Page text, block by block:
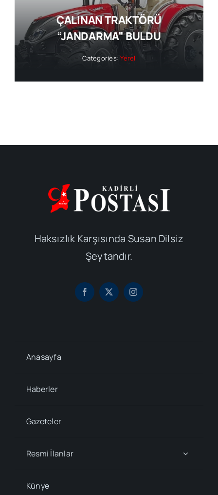
ÇALINAN TRAKTÖRÜ
“JANDARMA” BULDU
Categories:Yerel
Haksızlık Karşısında Susan Dilsiz
Şeytandır.
Anasayfa
Haberler
Gazeteler
Resmi İlanlar
Künye